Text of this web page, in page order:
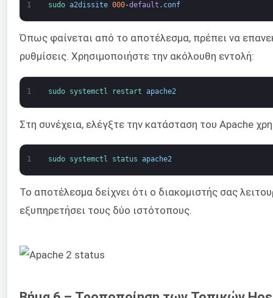
1 sudo a2dissite 000-default . conf
Όπως φαίνεται από το αποτέλεσμα, πρέπει να
ρυθμίσεις. Χρησιμοποιήστε την ακόλουθη εντολή:
1 sudo systemctl restart apache2
Στη συνέχεια, ελέγξτε την κατάσταση του Apache
1 sudo systemctl status apache2
Το αποτέλεσμα δείχνει ότι ο διακομιστής σας
εξυπηρετήσει τους δύο ιστότοπους.